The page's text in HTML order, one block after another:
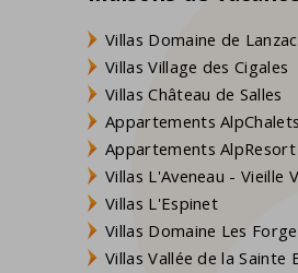
Villas Domaine de Lanzac
Villas Village des Cigales
Villas Château de Salles
Appartements AlpChalets
Appartements AlpResort
Villas L'Aveneau - Vieille
Villas L'Espinet
Villas Domaine Les
Villas Vallée de la Sainte